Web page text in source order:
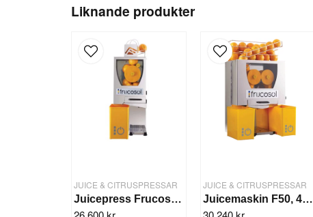
Liknande produkter
JUICE & CITRUSPRESSAR
Juicepress Frucosol FCOMPACT, 12 frukter/min, Ø73 mm
JUICE & CITRUSPRESSAR
Juicemaskin F50, 47x37x73,5cm